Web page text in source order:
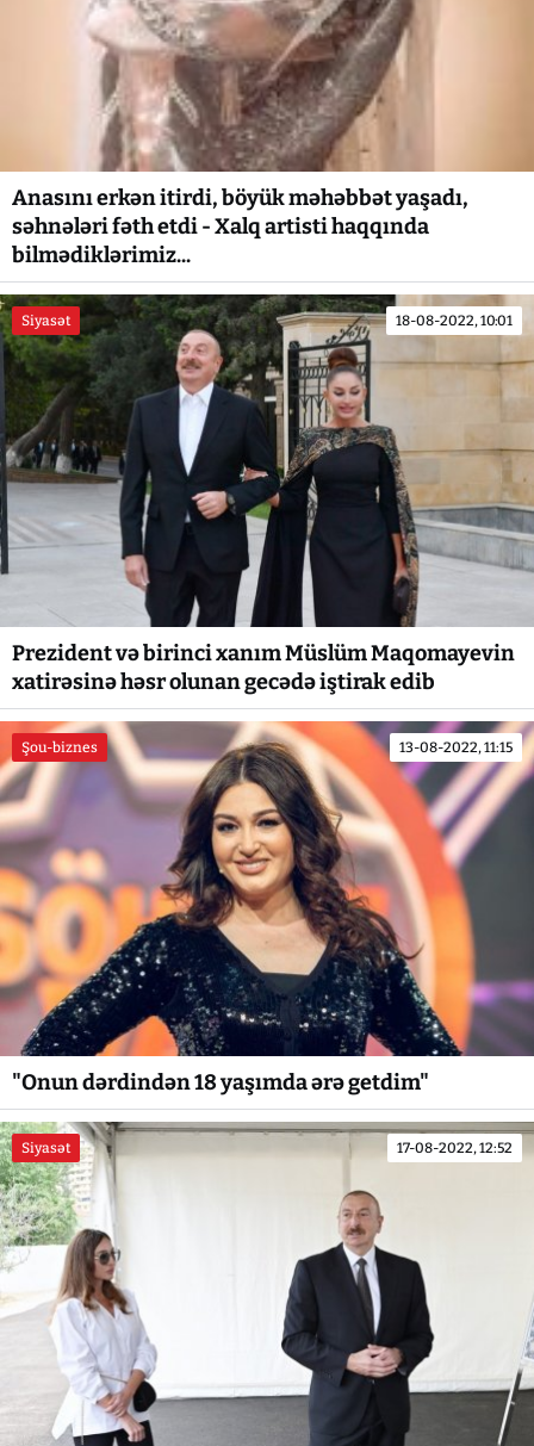
Anasını erkən itirdi, böyük məhəbbət yaşadı,
səhnələri fəth etdi - Xalq artisti haqqında
bilmədiklərimiz...
Siyasət 18-08-2022, 10:01
Prezident və birinci xanım Müslüm Maqomayevin
xatirəsinə həsr olunan gecədə iştirak edib
Şou-biznes 13-08-2022, 11:15
"Onun dərdindən 18 yaşımda ərə getdim"
Siyasət 17-08-2022, 12:52